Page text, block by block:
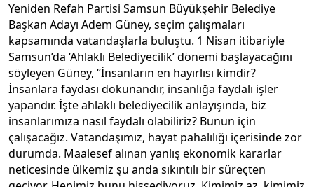
Yeniden Refah Partisi Samsun Büyükşehir Belediye
Başkan Adayı Adem Güney, seçim çalışmaları
kapsamında vatandaşlarla buluştu. 1 Nisan itibariyle
Samsun’da ‘Ahlaklı Belediyecilik’ dönemi başlayacağını
söyleyen Güney, “İnsanların en hayırlısı kimdir?
İnsanlara faydası dokunandır, insanlığa faydalı işler
yapandır. İşte ahlaklı belediyecilik anlayışında, biz
insanlarımıza nasıl faydalı olabiliriz? Bunun için
çalışacağız. Vatandaşımız, hayat pahalılığı içerisinde zor
durumda. Maalesef alınan yanlış ekonomik kararlar
neticesinde ülkemiz şu anda sıkıntılı bir süreçten